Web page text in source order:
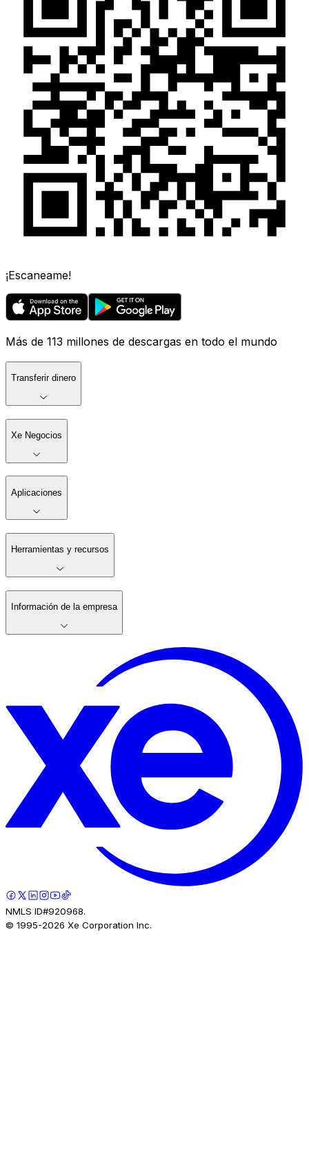
¡Escaneame!
Más de 113 millones de descargas en todo el mundo
Transferir dinero
Xe Negocios
Aplicaciones
Herramientas y recursos
Información de la empresa
NMLS ID#920968.
© 1995-2026 Xe Corporation Inc.